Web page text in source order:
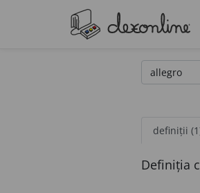
definiții
Definiția